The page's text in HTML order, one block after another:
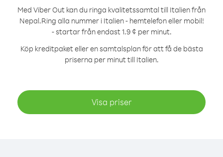
Med Viber Out kan du ringa kvalitetssamtal till Italien från
Nepal.Ring alla nummer i Italien - hemtelefon eller mobil!
- startar från endast 1.9 ¢ per minut.
Köp kreditpaket eller en samtalsplan för att få de bästa
priserna per minut till Italien.
Visa priser